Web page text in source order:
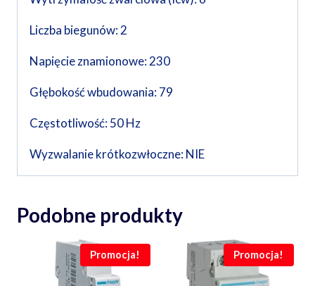
Liczba biegunów: 2
Napięcie znamionowe: 230
Głębokość wbudowania: 79
Częstotliwość: 50 Hz
Wyzwalanie krótkozwłoczne: NIE
Podobne produkty
Promocja! Promocja!